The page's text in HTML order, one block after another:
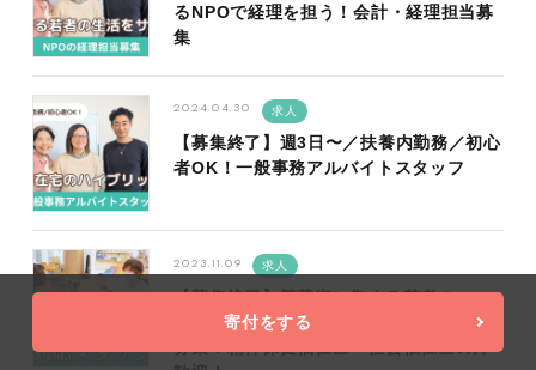
るNPOで経理を担う！会計・経理担当募
集
【募集終了】週3日〜／扶養内勤務／初心
者OK！一般事務アルバイトスタッフ
2024.04.30 求人
【募集終了】繁華街に集まる若者のソー
シャルワークを担う、相談対応スタッフ
2023.11.09 求人
寄付をする